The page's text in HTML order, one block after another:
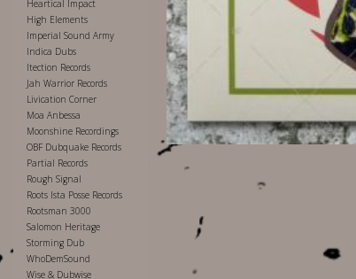
Heartical Impact
High Elements
Imperial Sound Army
Indica Dubs
Itection Records
Jah Warrior Records
Livication Corner
Moa Anbessa
Moonshine Recordings
OBF Dubquake Records
Partial Records
Rough Signal
Roots Ista Posse Records
Rootsman 3000
Salomon Heritage
Storming Dub
WhoDemSound
Wise & Dubwise